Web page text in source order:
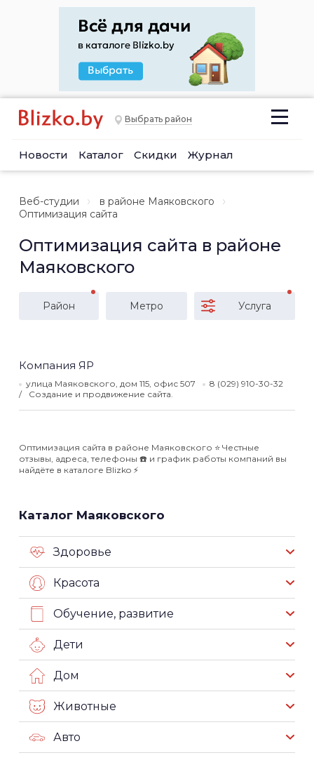
Выбрать район
Новости Каталог Скидки Журнал
Веб-студии
в районе Маяковского
Оптимизация сайта
Оптимизация сайта в районе
Маяковского
Район Метро Услуга
Компания ЯР
улица Маяковского, дом 115, офис 507
8 (029) 910-30-32
Создание и продвижение сайта.
Оптимизация сайта в районе Маяковского ⭐️ Честные
отзывы, адреса, телефоны ☎️ и график работы компаний вы
найдёте в каталоге Blizko ⚡️
Каталог Маяковского
Здоровье
Красота
Обучение, развитие
Дети
Дом
Животные
Авто